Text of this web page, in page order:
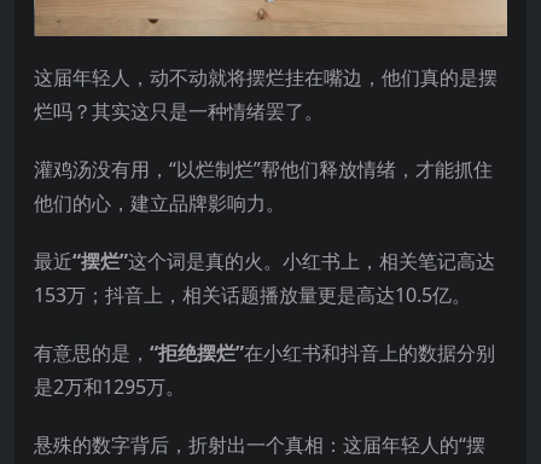
这届年轻人，动不动就将摆烂挂在嘴边，他们真的是摆
烂吗？其实这只是一种情绪罢了。
灌鸡汤没有用，“以烂制烂”帮他们释放情绪，才能抓住
他们的心，建立品牌影响力。
最近“摆烂”这个词是真的火。小红书上，相关笔记高达
153万；抖音上，相关话题播放量更是高达10.5亿。
有意思的是， “拒绝摆烂”在小红书和抖音上的数据分别
是2万和1295万。
悬殊的数字背后，折射出一个真相：这届年轻人的“摆